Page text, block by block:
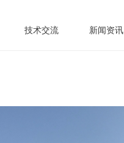
技术交流 新闻资讯